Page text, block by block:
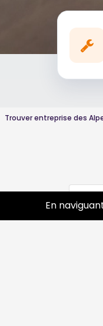
Trouver entreprise des
En